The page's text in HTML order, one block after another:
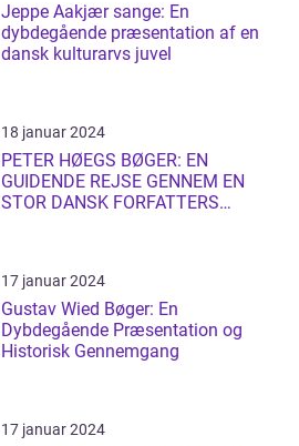
Jeppe Aakjær sange: En
dybdegående præsentation af en
dansk kulturarvs juvel
18 januar 2024
PETER HØEGS BØGER: EN
GUIDENDE REJSE GENNEM EN
STOR DANSK FORFATTERS
17 januar 2024
Gustav Wied Bøger: En
Dybdegående Præsentation og
Historisk Gennemgang
17 januar 2024